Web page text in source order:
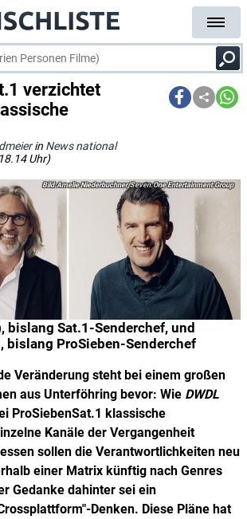
verzichtet
in News national
Uhr)
bislang Sat.1-Senderchef, und
bislang ProSieben-Senderchef
Amelie Niederbuchner/Seven.One Entertainment Group
Veränderung steht bei einem großen
aus Unterföhring bevor: Wie DWDL
ProSiebenSat.1 klassische
Kanäle der Vergangenheit
sollen die Verantwortlichkeiten neu
einer Matrix künftig nach Genres
Gedanke dahinter sei ein
Denken. Diese Pläne hat